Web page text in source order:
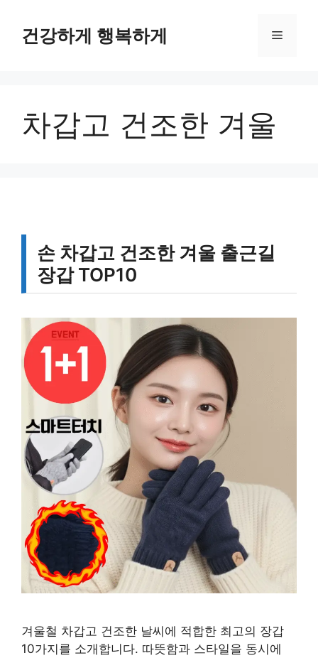
건강하게 행복하게 메
차갑고 건조한 겨울
손 차갑고 건조한 겨울 출근길
장갑 TOP10
겨울철 차갑고 건조한 날씨에 적합한 최고의 장갑
10가지를 소개합니다. 따뜻함과 스타일을 동시에